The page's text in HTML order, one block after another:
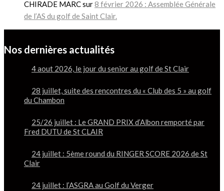
CHIRADE MARCsur8 février 2026 : Assemblée Générale
de l’AS du golf de Saint Clair.
Nos dernières actualités
4 aout 2026, le jour du senior au golf de St Clair
28 juillet, suite des rencontres du « Club des 5 » au golf
du Chambon
25/26 juillet : Le GRAND PRIX d’Albon remporté par
Fred DUTU de St CLAIR
24 juillet : 5ème round du RINGER SCORE 2026 de St
Clair
24 juillet : l’ASGRA au Golf du Verger